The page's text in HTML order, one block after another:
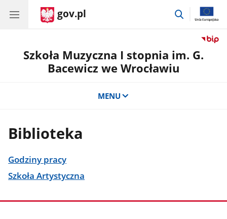
gov.pl
przejdź
Szkoła Muzyczna I stopnia im. G.
Bacewicz we Wrocławiu
MENU
Biblioteka
Godziny pracy
Szkoła Artystyczna